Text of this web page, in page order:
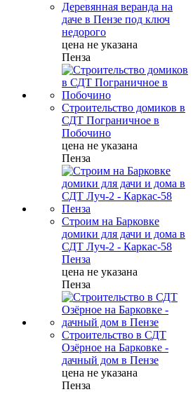
Деревянная веранда на
даче в Пензе под ключ
недорого
цена не указана
Пенза
Строительство домиков в
СДТ Пограничное в
Побочино
цена не указана
Пенза
Строим на Барковке
домики для дачи и дома в
СДТ Луч-2 - Каркас-58
Пенза
цена не указана
Пенза
Строительство в СДТ
Озёрное на Барковке -
дачный дом в Пензе
цена не указана
Пенза